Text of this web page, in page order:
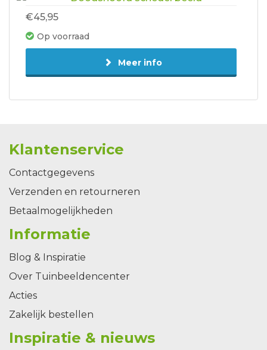
€45,95
Op voorraad
Meer info
Klantenservice
Contactgegevens
Verzenden en retourneren
Betaalmogelijkheden
Informatie
Blog & Inspiratie
Over Tuinbeeldencenter
Acties
Zakelijk bestellen
Inspiratie & nieuws